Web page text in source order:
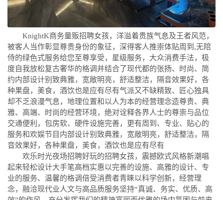
KnightK商务量贩招聘女孩，洋溢着贵族气息及王者风范，
被客人当作彰显尊贵身份的象征，深得客人推崇体贴周到,无陪
侍的绿色式服务给您至尊享受，星级服务，大众消费手法，极
度自我放松复古奢华的格调并结合了现代都的张扬、时尚、简
约内部设计别致典雅，宽敞明亮，舒适整洁，隔音效果好，各
种果盘，美食，酒饮也是应有尽有气派又不缺精致、匠心独具
却不乏浪漫气息，地理位置和以人为本的经营理念造尊贵、典
雅、高端、时尚的经营环境，绝对诠释各界人士的尊崇与品位
交通便利，包房软、硬件设施完善，更有周到、专业、贴心的
服务和欢娱节目内部设计别致典雅，宽敞明亮，舒适整洁，隔
音效果好，各种果盘，美食，酒饮也是应有尽有
欢乐时光夜场招聘好玩的招聘女孩，震撼欧式风格新潮唱
起来轻松设计大手笔高档实惠以完善的设施、高雅的设计、专
业的服务、温馨的格调倍受消费者青睐以科学创新，经营理
念，融洽现代业人文与高品质服务坚持“真诚、务实、优质、高